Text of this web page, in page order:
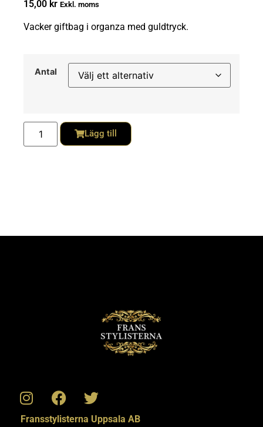
15,00 kr Exkl. moms
Vacker giftbag i organza med guldtryck.
Antal
Lägg till
Fransstylisterna Uppsala AB